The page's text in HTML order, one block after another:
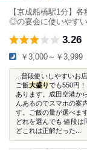
【京成船橋駅1分】
◎の宴会に使いやすい
3.26
￥3,000～￥3,999
...普段使いしやすいお
ご飯大盛りでも550円
あります。成田空港か
んあるのでスマホの案
す。ご飯の量が選べま
どれを選んでも 値段は
どこれは正解だった...